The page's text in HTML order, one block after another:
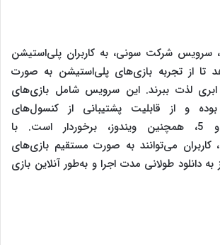
PlayStation Now، سرویس شرکت سونی، به کاربران پلی‌استیشن
تا از تجربه بازی‌های پلی‌استیشن به صورت
ابری لذت ببرند. این سرویس شامل بازی‌های
و از قابلیت پشتیبانی از کنسول‌های
PlayStation 4 و 5، همچنین ویندوز، برخوردار است. با
PlayStation Now، کاربران می‌توانند به صورت مستقیم بازی‌های
به دانلود طولانی مدت اجرا و به‌طور آنلاین بازی